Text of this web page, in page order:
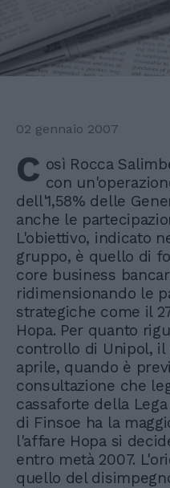
02 gennaio 2007
C osì Rocca
con
dell'1,58% delle
anche le
L'obiettivo, indicato
gruppo, è quello di
core business
ridimensionando le
strategiche come il
Hopa. Per quanto
controllo di Unipol, il
aprile, quando è
consultazione che
cassaforte della
di Finsoe ha la
l'affare Hopa si
entro metà 2007.
quello del